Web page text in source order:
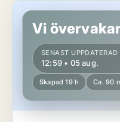
Lägenhet i Malmö
Vi
SENAST UPPDATERAD
12:59 • 05 aug.
Skapad 19 h Ca. 90